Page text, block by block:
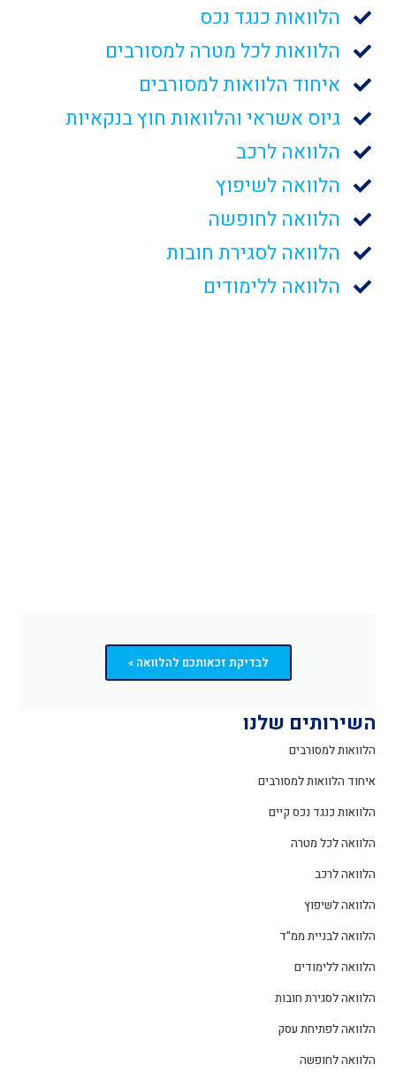
הלוואות כנגד נכס
הלוואות לכל מטרה למסורבים
איחוד הלוואות למסורבים
גיוס אשראי והלוואות חוץ בנקאיות
הלוואה לרכב
הלוואה לשיפוץ
הלוואה לחופשה
הלוואה לסגירת חובות
הלוואה ללימודים
לבדיקת זכאותכם להלוואה »
השירותים שלנו
הלוואות למסורבים
איחוד הלוואות למסורבים
הלוואות כנגד נכס קיים
הלוואה לכל מטרה
הלוואה לרכב
הלוואה לשיפוץ
הלוואה לבניית ממ"ד
הלוואה ללימודים
הלוואה לסגירת חובות
הלוואה לפתיחת עסק
הלוואה לחופשה